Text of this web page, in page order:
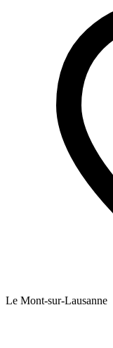
Le Mont-sur-Lausanne